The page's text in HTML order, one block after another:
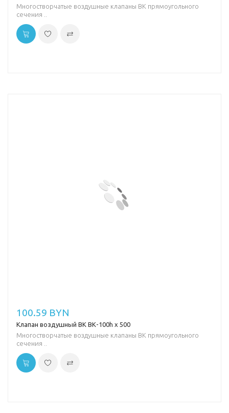
Многостворчатые воздушные клапаны ВК прямоугольного
сечения ..
100.59 BYN
Клапан воздушный ВК ВК-100h х 500
Многостворчатые воздушные клапаны ВК прямоугольного
сечения ..